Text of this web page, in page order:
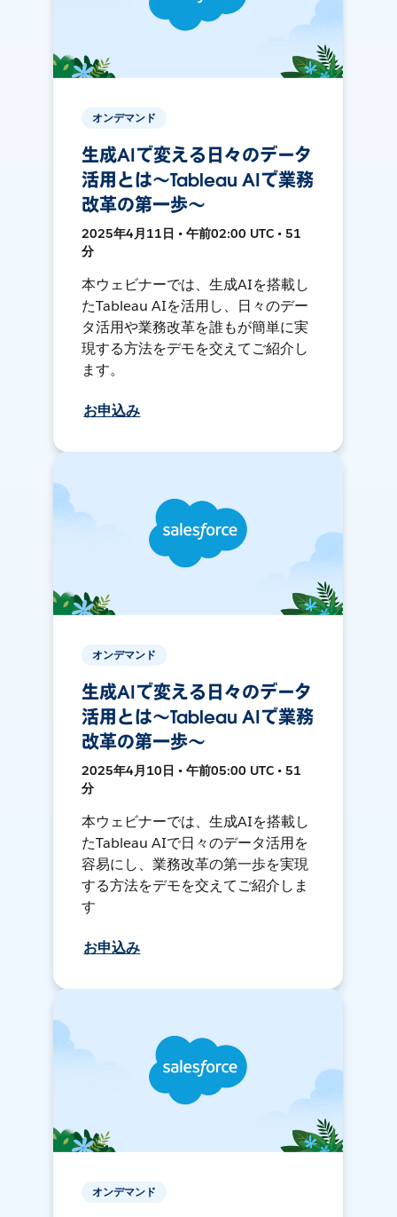
オンデマンド
生成AIで変える日々のデータ
活用とは〜Tableau AIで業務
改革の第一歩〜
2025年4月11日 • 午前02:00 UTC • 51
分
本ウェビナーでは、生成AIを搭載し
たTableau AIを活用し、日々のデー
タ活用や業務改革を誰もが簡単に実
現する方法をデモを交えてご紹介し
ます。
お申込み
オンデマンド
生成AIで変える日々のデータ
活用とは〜Tableau AIで業務
改革の第一歩〜
2025年4月10日 • 午前05:00 UTC • 51
分
本ウェビナーでは、生成AIを搭載し
たTableau AIで日々のデータ活用を
容易にし、業務改革の第一歩を実現
する方法をデモを交えてご紹介しま
す
お申込み
オンデマンド